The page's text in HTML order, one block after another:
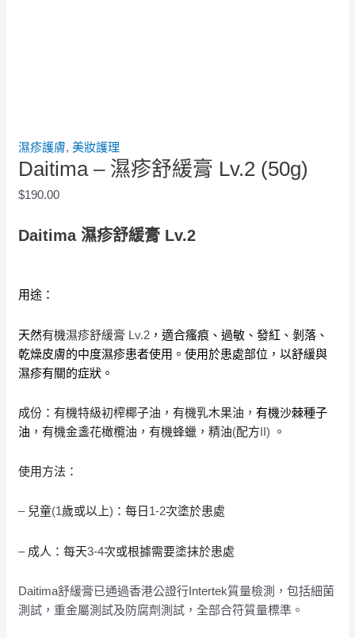
濕疹護膚,美妝護理
Daitima – 濕疹舒緩膏 Lv.2 (50g)
$190.00
Daitima 濕疹舒緩膏 Lv.2
用途：
天然有機濕疹舒緩膏 Lv.2 ，適合瘙痕、過敏、發紅、剝落、
乾燥皮膚的中度濕疹患者使用。使用於患處部位，以舒緩與
濕疹有關的症狀。
成份：有機特級初榨椰子油，有機乳木果油，有機沙棘種子
油 ，有機金盞花橄欖油，有機蜂蠟，精油(配方II) 。
使用方法：
– 兒童(1歲或以上) ：每日 1-2次塗於患處
– 成人：每天3-4次或根據需要塗抹於患處
Daitima舒緩膏已通過香港公證行Intertek質量檢測，包括細菌
測試，重金屬測試及防腐劑測試，全部合符質量標準。